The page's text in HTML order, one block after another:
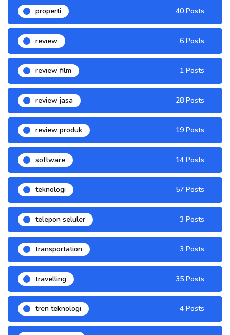
properti 40 Posts
review 6 Posts
review film 1 Posts
review jasa 28 Posts
review produk 19 Posts
software 14 Posts
teknologi 57 Posts
telepon seluler 3 Posts
transportation 3 Posts
travelling 35 Posts
tren teknologi 4 Posts